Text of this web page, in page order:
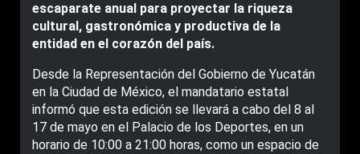
escaparate anual para proyectar la riqueza
cultural, gastronómica y productiva de la
entidad en el corazón del país.
Desde la Representación del Gobierno de Yucatán
en la Ciudad de México, el mandatario estatal
informó que esta edición se llevará a cabo del 8 al
17 de mayo en el Palacio de los Deportes, en un
horario de 10:00 a 21:00 horas, como un espacio de